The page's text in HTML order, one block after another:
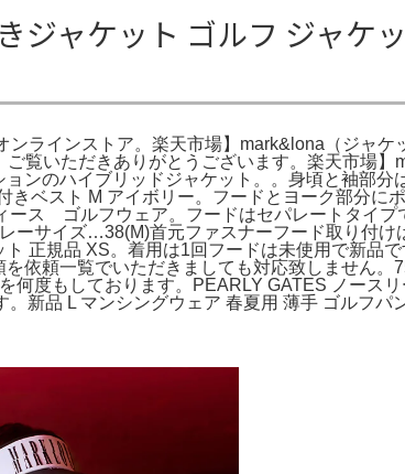
ャケット ゴルフ ジャケ
ンラインストア。楽天市場】mark&lona（ジャ
覧いただきありがとうございます。楽天市場
ンのハイブリッドジャケット。。身頃と袖部
きベスト M アイボリー。フードとヨーク部分
ゴルフウェア。フードはセパレートタイプ
ーサイズ…38(M)首元ファスナーフード取り付
正規品 XS。着用は1回フードは未使用で新品
依頼一覧でいただきましても対応致しません。
何度もしております。PEARLY GATES ノー
新品 L マンシングウェア 春夏用 薄手 ゴルフパ